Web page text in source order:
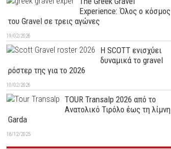
Experience: Όλος ο κόσμος
του Gravel σε τρεις αγώνες
19/02/2026
Η SCOTT ενισχύει
δυναμικά το gravel
ρόστερ της για το 2026
10/02/2026
TOUR Transalp 2026 από το
Ανατολικό Τιρόλο έως τη λίμνη
Garda
18/12/2025